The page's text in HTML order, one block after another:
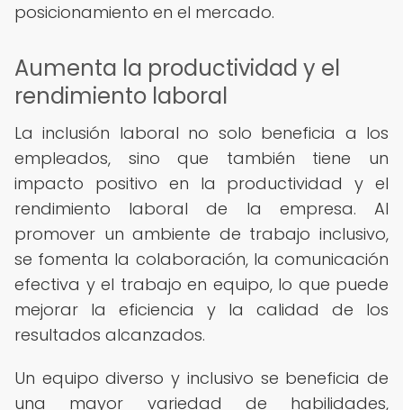
posicionamiento en el mercado.
Aumenta la productividad y el
rendimiento laboral
La inclusión laboral no solo beneficia a los
empleados, sino que también tiene un
impacto positivo en la productividad y el
rendimiento laboral de la empresa. Al
promover un ambiente de trabajo inclusivo,
se fomenta la colaboración, la comunicación
efectiva y el trabajo en equipo, lo que puede
mejorar la eficiencia y la calidad de los
resultados alcanzados.
Un equipo diverso y inclusivo se beneficia de
una mayor variedad de habilidades,